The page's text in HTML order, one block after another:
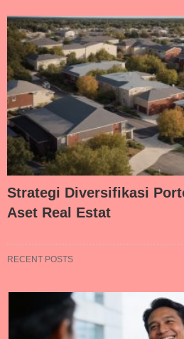
Strategi Diversifikasi
Aset Real Estat
RECENT POSTS